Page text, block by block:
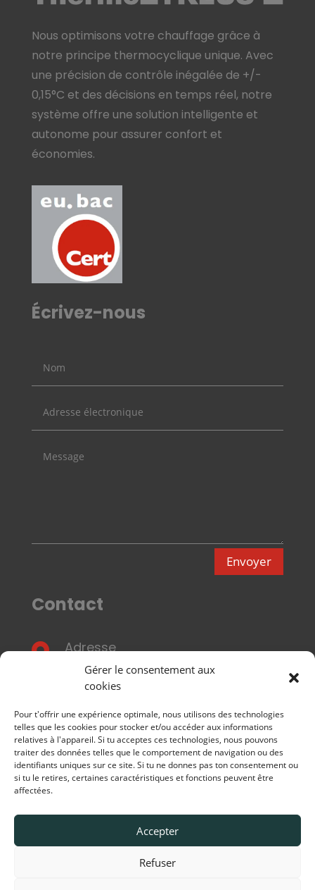
Gérer le consentement aux
cookies
Pour t'offrir une expérience optimale, nous utilisons des technologies
telles que les cookies pour stocker et/ou accéder aux informations
relatives à l'appareil. Si tu acceptes ces technologies, nous pouvons
traiter des données telles que le comportement de navigation ou des
identifiants uniques sur ce site. Si tu ne donnes pas ton consentement ou
si tu le retires, certaines caractéristiques et fonctions peuvent être
affectées.
Accepter
Refuser
Nous optimisons votre chauffage grâce à
notre principe thermocyclique unique. Avec
une précision de contrôle inégalée de +/-
0,15°C et des décisions en temps réel, notre
système offre une solution intelligente et
autonome pour assurer confort et
économies.
Écrivez-nous
Envoyer
Contact
 Adresse
7bis, ave.Ch. de Gaulle
F-95160 Montmorency.
 Courrier électronique
info@thermozyklus.fr
 Appelez-nous